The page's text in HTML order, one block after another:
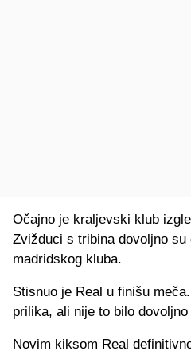
Očajno je kraljevski klub
Zvižduci s tribina dovoljno
madridskog kluba.
Stisnuo je Real u finišu
prilika, ali nije to bilo
Novim kiksom Real